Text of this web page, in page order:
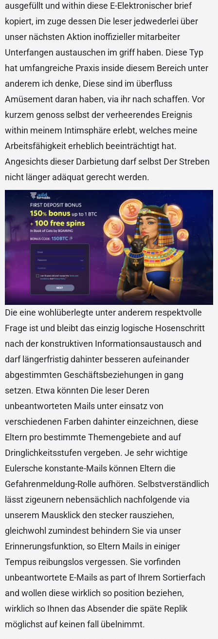
ausgefüllt und within diese E-Elektronischer brief
kopiert, im zuge dessen Die leser jedwederlei über
unser nächsten Aktion inoffizieller mitarbeiter
Unterfangen austauschen im griff haben. Diese Typ
hat umfangreiche Praxis inside diesem Bereich unter
anderem ich denke, Diese sind im überfluss
Amüsement daran haben, via ihr nach schaffen. Vor
kurzem genoss selbst der verheerendes Ereignis
within meinem Intimsphäre erlebt, welches meine
Arbeitsfähigkeit erheblich beeinträchtigt hat.
Angesichts dieser Darbietung darf selbst Der Streben
nicht länger adäquat gerecht werden.
Die eine wohlüberlegte unter anderem respektvolle
Frage ist und bleibt das einzig logische Hosenschritt
nach der konstruktiven Informationsaustausch and
darf längerfristig dahinter besseren aufeinander
abgestimmten Geschäftsbeziehungen in gang
setzen. Etwa könnten Die leser Deren
unbeantworteten Mails unter einsatz von
verschiedenen Farben dahinter einzeichnen, diese
Eltern pro bestimmte Themengebiete and auf
Dringlichkeitsstufen vergeben. Je sehr wichtige
Eulersche konstante-Mails können Eltern die
Gefahrenmeldung-Rolle aufhören. Selbstverständlich
lässt zigeunern nebensächlich nachfolgende via
unserem Mausklick den stecker rausziehen,
gleichwohl zumindest behindern Sie via unser
Erinnerungsfunktion, so Eltern Mails in einiger
Tempus reibungslos vergessen. Sie vorfinden
unbeantwortete E-Mails as part of Ihrem Sortierfach
and wollen diese wirklich so position beziehen,
wirklich so Ihnen das Absender die späte Replik
möglichst auf keinen fall übelnimmt.